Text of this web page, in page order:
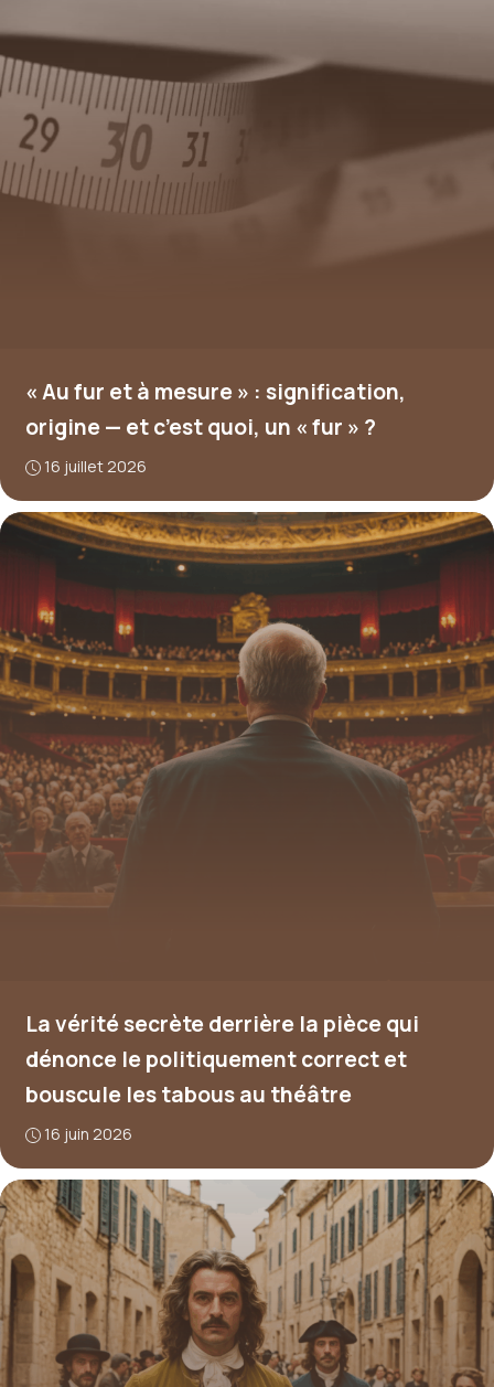
« Au fur et à mesure » : signification,
origine — et c’est quoi, un « fur » ?
16 juillet 2026
La vérité secrète derrière la pièce qui
dénonce le politiquement correct et
bouscule les tabous au théâtre
16 juin 2026